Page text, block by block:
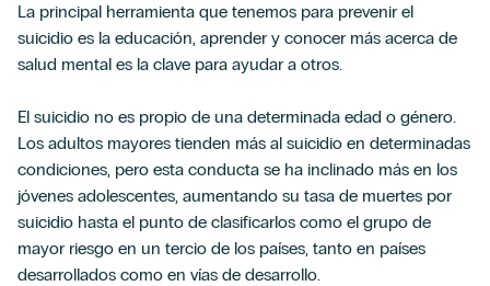
La principal herramienta que tenemos para prevenir el
suicidio es la educación, aprender y conocer más acerca de
salud mental es la clave para ayudar a otros.
El suicidio no es propio de una determinada edad o género.
Los adultos mayores tienden más al suicidio en determinadas
condiciones, pero esta conducta se ha inclinado más en los
jóvenes adolescentes, aumentando su tasa de muertes por
suicidio hasta el punto de clasificarlos como el grupo de
mayor riesgo en un tercio de los países, tanto en países
desarrollados como en vías de desarrollo.